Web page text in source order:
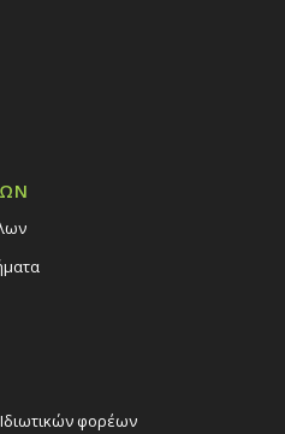
φορέων